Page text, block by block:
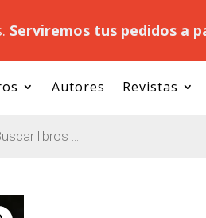
Serviremos tus pedidos a
Autores Revistas